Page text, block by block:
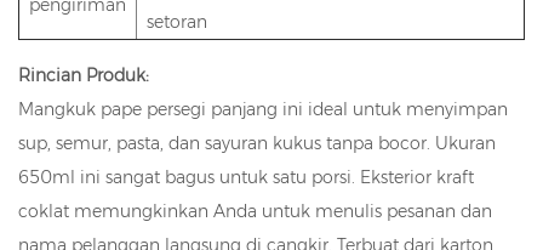
pengiriman
setoran
Rincian Produk:
Mangkuk pape persegi panjang ini ideal untuk menyimpan
sup, semur, pasta, dan sayuran kukus tanpa bocor. Ukuran
650ml ini sangat bagus untuk satu porsi. Eksterior kraft
coklat memungkinkan Anda untuk menulis pesanan dan
nama pelanggan langsung di cangkir. Terbuat dari karton